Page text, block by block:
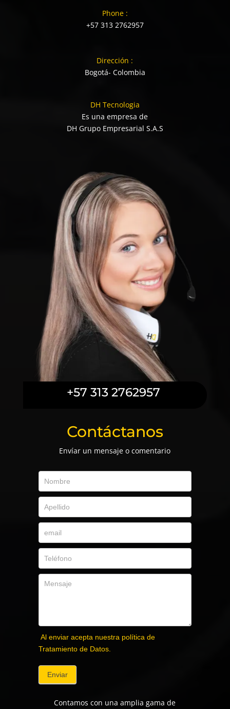
Phone :
+57 313 2762957
Dirección :
Bogotá- Colombia
DH Tecnologia
Es una empresa de
DH Grupo Empresarial S.A.S
+57 313 2762957
Contáctanos
Envíar un mensaje o comentario
Al enviar acepta nuestra política de
Tratamiento de Datos.
Enviar
Contamos con una amplia gama de